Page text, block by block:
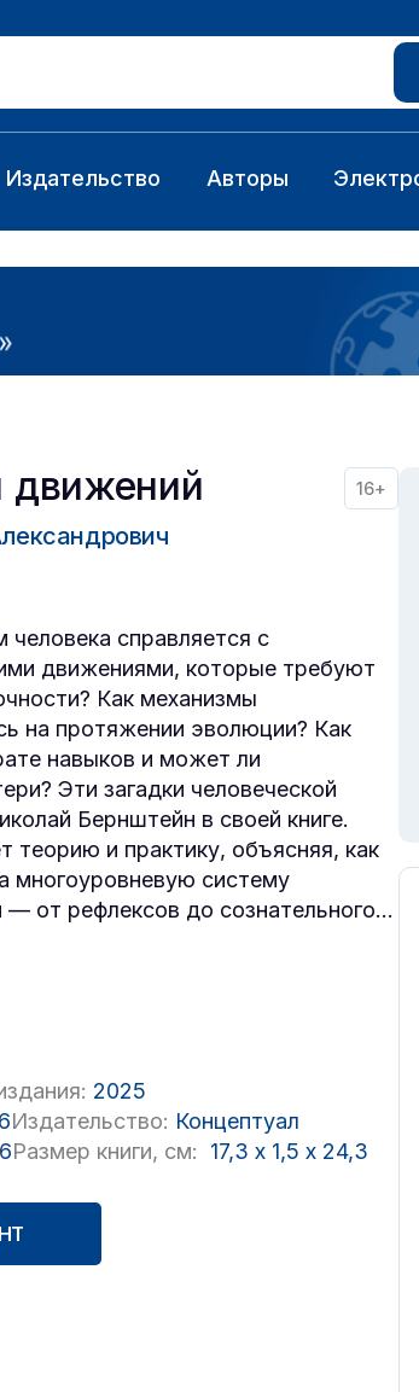
Издательство Авторы
движений 16+
справляется с
движениями, которые требуют
Как механизмы
на протяжении эволюции? Как
навыков и может ли
Эти загадки человеческой
Бернштейн в своей книге.
теорию и практику, объясняя, как
многоуровневую систему
от рефлексов до сознательного...
2025
Издательство: Концептуал
Размер книги, см: 17,3 x 1,5 x 24,3